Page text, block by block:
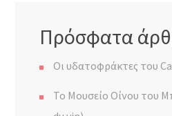
Πρόσφατα
Οι υδατοφράκτες του
Το Μουσείο Οίνου του